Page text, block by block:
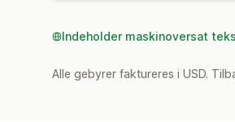
Indeholder maskinoversat
Alle gebyrer faktureres i USD.